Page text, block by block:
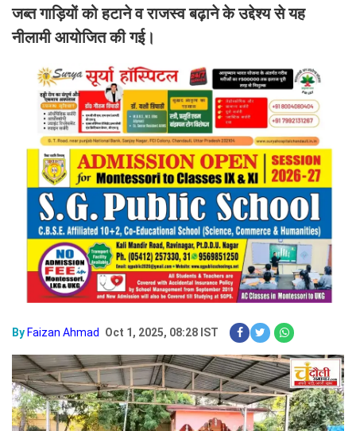
जब्त गाड़ियों को हटाने व राजस्व बढ़ाने के उद्देश्य से यह
नीलामी आयोजित की गई।
By Faizan Ahmad Oct 1, 2025, 08:28 IST